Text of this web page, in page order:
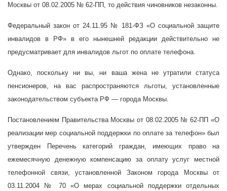
Москвы от 08.02.2005 № 62-ПП, то действия чиновников незаконны.
Федеральный закон от 24.11.95 № 181-ФЗ «О социальной защите
инвалидов в РФ» в его нынешней редакции действительно не
предусматривает для инвалидов льгот по оплате телефона.
Однако, поскольку ни вы, ни ваша жена не утратили статуса
пенсионеров, на вас распространяются льготы, установленные
законодательством субъекта РФ — города Москвы.
Постановлением Правительства Москвы от 08.02.2005 № 62-ПП «О
реализации мер социальной поддержки по оплате за телефон» был
утвержден Перечень категорий граждан, имеющих право на
ежемесячную денежную компенсацию за оплату услуг местной
телефонной связи, установленной Законом города Москвы от
03.11.2004 № 70 «О мерах социальной поддержки отдельных